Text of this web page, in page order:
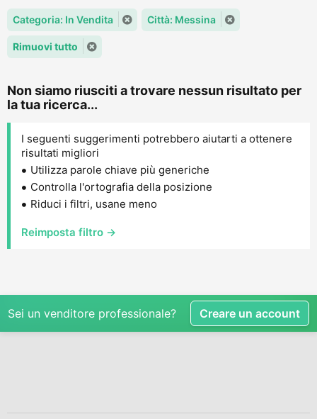
Categoria: In Vendita Città: Messina
Rimuovi tutto
Non siamo riusciti a trovare nessun risultato per
la tua ricerca...
I seguenti suggerimenti potrebbero aiutarti a ottenere
risultati migliori
Utilizza parole chiave più generiche
Controlla l'ortografia della posizione
Riduci i filtri, usane meno
Reimposta filtro →
Sei un venditore professionale? Creare un account